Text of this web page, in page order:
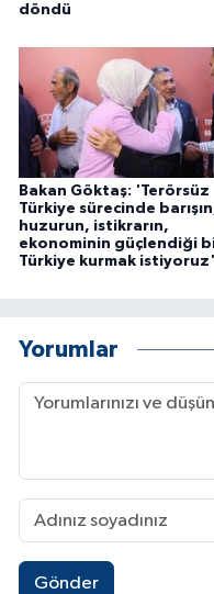
döndü
Bakan Göktaş: 'Terörsüz
Türkiye sürecinde
huzurun, istikrarın,
ekonominin güçlendiği
Türkiye kurmak istiyoruz'
Yorumlar
Gönder